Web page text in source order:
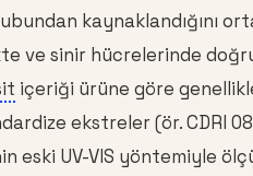
kaynaklandığını
ve sinir hücrelerinde
içeriği ürüne göre
ekstreler (ör. CDRI
eski UV-VIS yöntemiyle